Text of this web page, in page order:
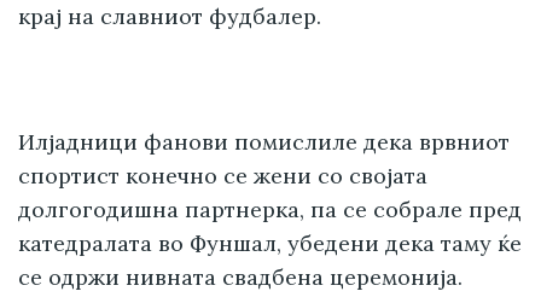
крај на славниот фудбалер.
Илјадници фанови помислиле дека врвниот
спортист конечно се жени со својата
долгогодишна партнерка, па се собрале пред
катедралата во Фуншал, убедени дека таму ќе
се одржи нивната свадбена церемонија.